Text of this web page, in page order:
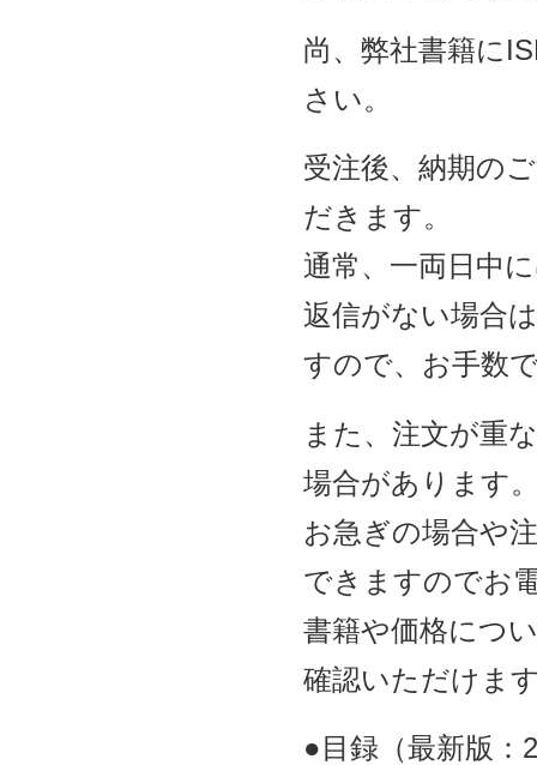
尚、弊社書籍に
さい。
受注後、納期の
だきます。
通常、一両日中
返信がない場合
すので、お手数
また、注文が重
場合があります
お急ぎの場合や
できますのでお
書籍や価格につ
確認いただけま
●目録（最新版：